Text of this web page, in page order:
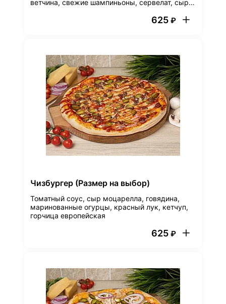
ветчина, свежие шампиньоны, сервелат, сыр
625 ₽
Чизбургер (Размер на выбор)
Томатный соус, сыр моцарелла, говядина,
маринованные огурцы, красный лук, кетчуп,
горчица европейская
625 ₽